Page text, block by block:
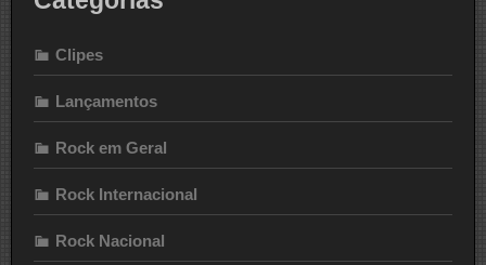
Clipes
Lançamentos
Rock em Geral
Rock Internacional
Rock Nacional